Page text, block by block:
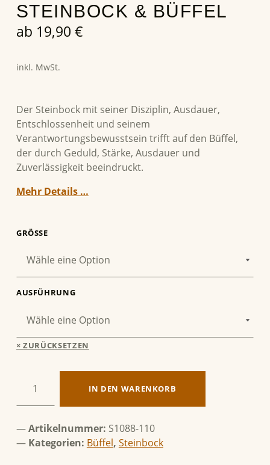
STEINBOCK & BÜFFEL
ab 19,90 €
inkl. MwSt.
Der Steinbock mit seiner Disziplin, Ausdauer,
Entschlossenheit und seinem
Verantwortungsbewusstsein trifft auf den Büffel,
der durch Geduld, Stärke, Ausdauer und
Zuverlässigkeit beeindruckt.
Mehr Details …
GRÖSSE
AUSFÜHRUNG
ZURÜCKSETZEN
IN DEN WARENKORB
Artikelnummer: S1088-110
Kategorien: Büffel, Steinbock